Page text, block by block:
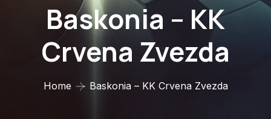
Baskonia – KK
Crvena Zvezda
Home Baskonia – KK Crvena Zvezda